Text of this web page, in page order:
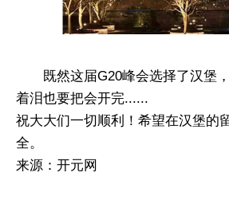
既然这届G20峰会选择了汉堡
着泪也要把会开完......
祝大大们一切顺利！希望在汉堡的
全。
来源：开元网